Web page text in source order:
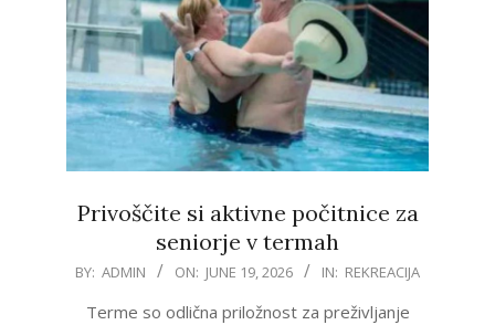
Privoščite si aktivne počitnice za
seniorje v termah
2026-
BY: ADMIN ON: JUNE 19, 2026 IN: REKREACIJA
Terme so odlična priložnost za preživljanje